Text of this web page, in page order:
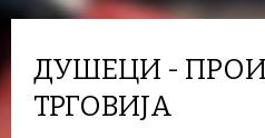
ДУШЕЦИ -
ТРГОВИЈА